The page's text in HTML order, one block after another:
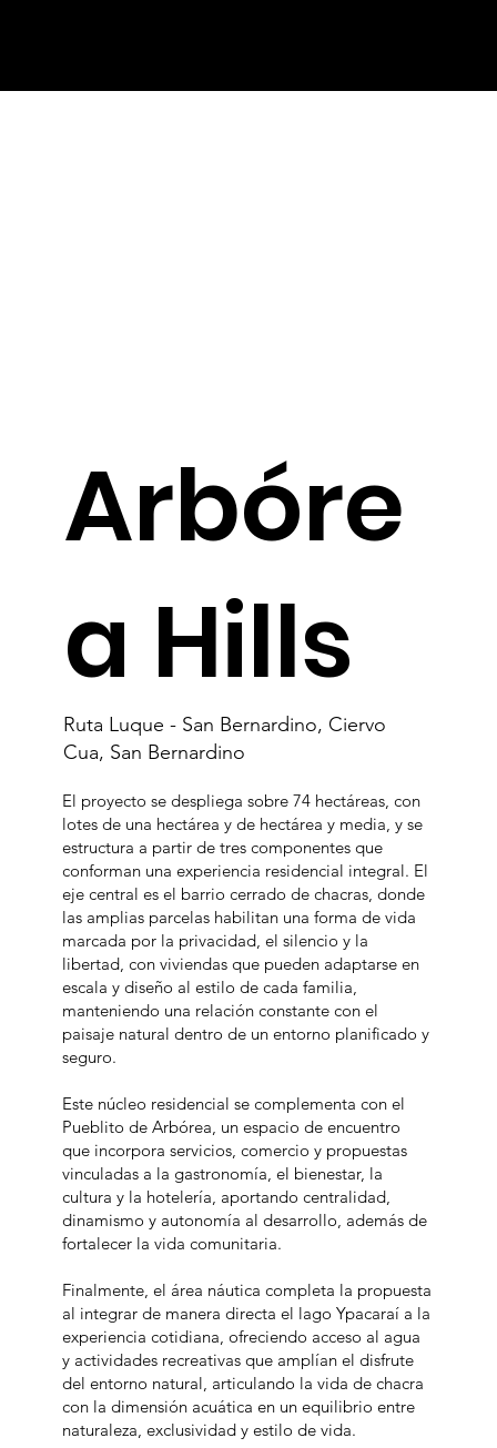
Arbóre
a Hills
Ruta Luque - San Bernardino, Ciervo
Cua, San Bernardino
El proyecto se despliega sobre 74 hectáreas, con
lotes de una hectárea y de hectárea y media, y se
estructura a partir de tres componentes que
conforman una experiencia residencial integral. El
eje central es el barrio cerrado de chacras, donde
las amplias parcelas habilitan una forma de vida
marcada por la privacidad, el silencio y la
libertad, con viviendas que pueden adaptarse en
escala y diseño al estilo de cada familia,
manteniendo una relación constante con el
paisaje natural dentro de un entorno planificado y
seguro.
Este núcleo residencial se complementa con el
Pueblito de Arbórea, un espacio de encuentro
que incorpora servicios, comercio y propuestas
vinculadas a la gastronomía, el bienestar, la
cultura y la hotelería, aportando centralidad,
dinamismo y autonomía al desarrollo, además de
fortalecer la vida comunitaria.
Finalmente, el área náutica completa la propuesta
al integrar de manera directa el lago Ypacaraí a la
experiencia cotidiana, ofreciendo acceso al agua
y actividades recreativas que amplían el disfrute
del entorno natural, articulando la vida de chacra
con la dimensión acuática en un equilibrio entre
naturaleza, exclusividad y estilo de vida.